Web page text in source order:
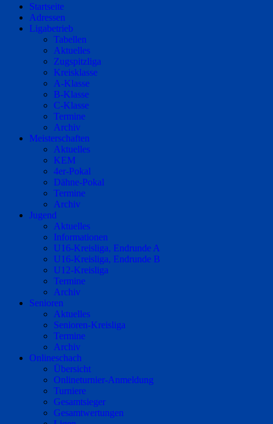
Startseite
Adressen
Ligabetrieb
Tabellen
Aktuelles
Zugspitzliga
Kreisklasse
A-Klasse
B-Klasse
C-Klasse
Termine
Archiv
Meisterschaften
Aktuelles
KEM
4er-Pokal
Dähne-Pokal
Termine
Archiv
Jugend
Aktuelles
Informationen
U16-Kreisliga, Endrunde A
U16-Kreisliga, Endrunde B
U12-Kreisliga
Termine
Archiv
Senioren
Aktuelles
Senioren-Kreisliga
Termine
Archiv
Onlineschach
Übersicht
Onlineturnier-Anmeldung
Turniere
Gesamtsieger
Gesamtwertungen